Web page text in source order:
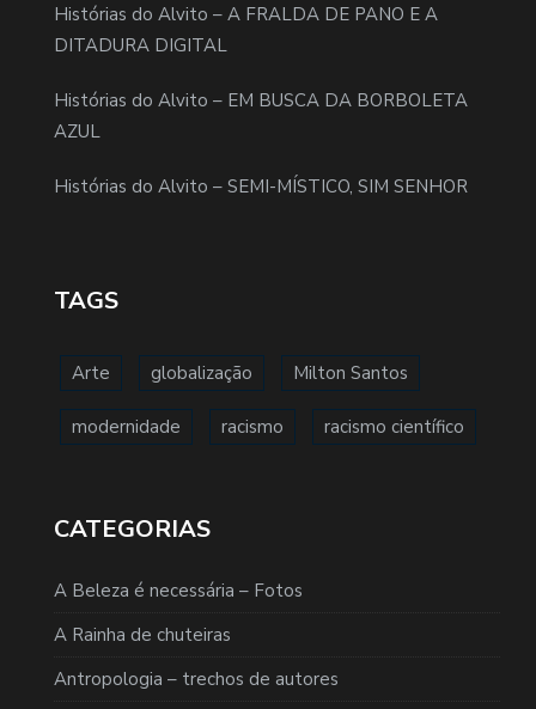
Histórias do Alvito – A FRALDA DE PANO E A
DITADURA DIGITAL
Histórias do Alvito – EM BUSCA DA BORBOLETA
AZUL
Histórias do Alvito – SEMI-MÍSTICO, SIM SENHOR
TAGS
Arte globalização Milton Santos
modernidade racismo racismo científico
CATEGORIAS
A Beleza é necessária – Fotos
A Rainha de chuteiras
Antropologia – trechos de autores